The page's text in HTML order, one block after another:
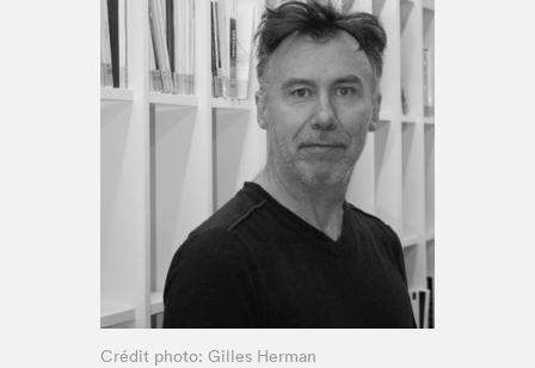
Espace médias
Crédit photo: Gilles Herman